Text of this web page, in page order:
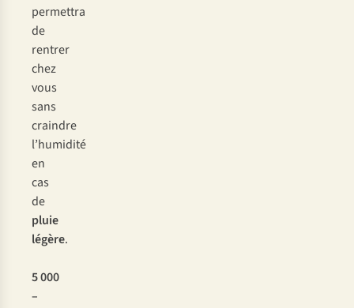
permettra
de
rentrer
chez
vous
sans
craindre
l’humidité
en
cas
de
pluie
légère.
5 000
–